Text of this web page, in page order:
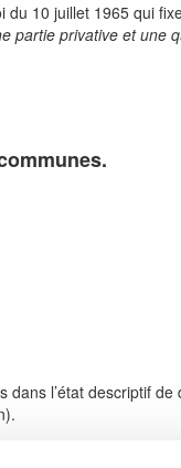
du 10 juillet 1965 qui
partie privative et une
l’état descriptif